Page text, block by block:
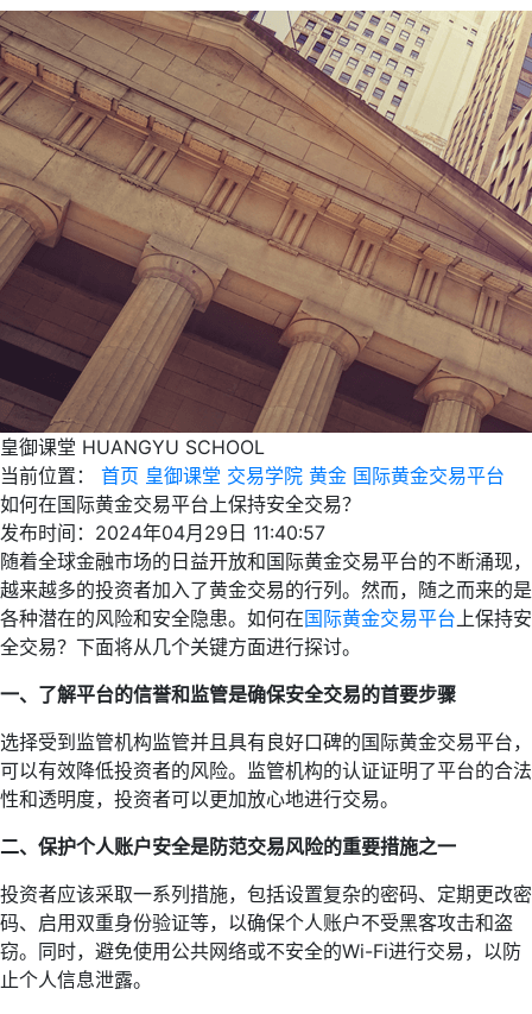
皇御课堂 HUANGYU SCHOOL
当前位置：
首页 皇御课堂 交易学院 黄金 国际黄金交易平台
如何在国际黄金交易平台上保持安全交易？
发布时间：2024年04月29日 11:40:57
随着全球金融市场的日益开放和国际黄金交易平台的不断涌现，
越来越多的投资者加入了黄金交易的行列。然而，随之而来的是
各种潜在的风险和安全隐患。如何在国际黄金交易平台上保持安
全交易？下面将从几个关键方面进行探讨。
一、了解平台的信誉和监管是确保安全交易的首要步骤
选择受到监管机构监管并且具有良好口碑的国际黄金交易平台，
可以有效降低投资者的风险。监管机构的认证证明了平台的合法
性和透明度，投资者可以更加放心地进行交易。
二、保护个人账户安全是防范交易风险的重要措施之一
投资者应该采取一系列措施，包括设置复杂的密码、定期更改密
码、启用双重身份验证等，以确保个人账户不受黑客攻击和盗
窃。同时，避免使用公共网络或不安全的Wi-Fi进行交易，以防
止个人信息泄露。